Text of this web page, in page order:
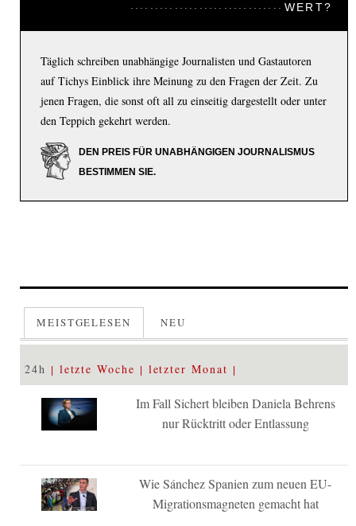
WERT?
Täglich schreiben unabhängige Journalisten und Gastautoren
auf Tichys Einblick ihre Meinung zu den Fragen der Zeit. Zu
jenen Fragen, die sonst oft all zu einseitig dargestellt oder unter
den Teppich gekehrt werden.
DEN PREIS FÜR UNABHÄNGIGEN JOURNALISMUS
BESTIMMEN SIE.
MEISTGELESEN NEU
24h letzte Woche letzter Monat
Im Fall Sichert bleiben Daniela Behrens
nur Rücktritt oder Entlassung
Wie Sánchez Spanien zum neuen EU-
Migrationsmagneten gemacht hat